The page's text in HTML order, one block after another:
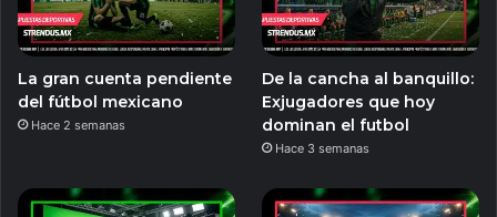
La gran cuenta pendiente
del fútbol mexicano
Hace 2 semanas
De la cancha al banquillo:
Exjugadores que hoy
dominan el futbol
Hace 3 semanas